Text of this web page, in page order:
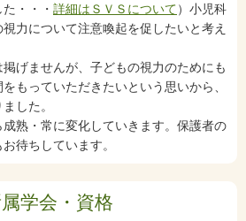
・・・ 詳細はＳＶＳについて）小児科
力について注意喚起を促したいと考え
げませんが、子どもの視力のためにも
もっていただきたいという思いから、
した。
熟・常に変化していきます。保護者の
待ちしています。
学会・資格